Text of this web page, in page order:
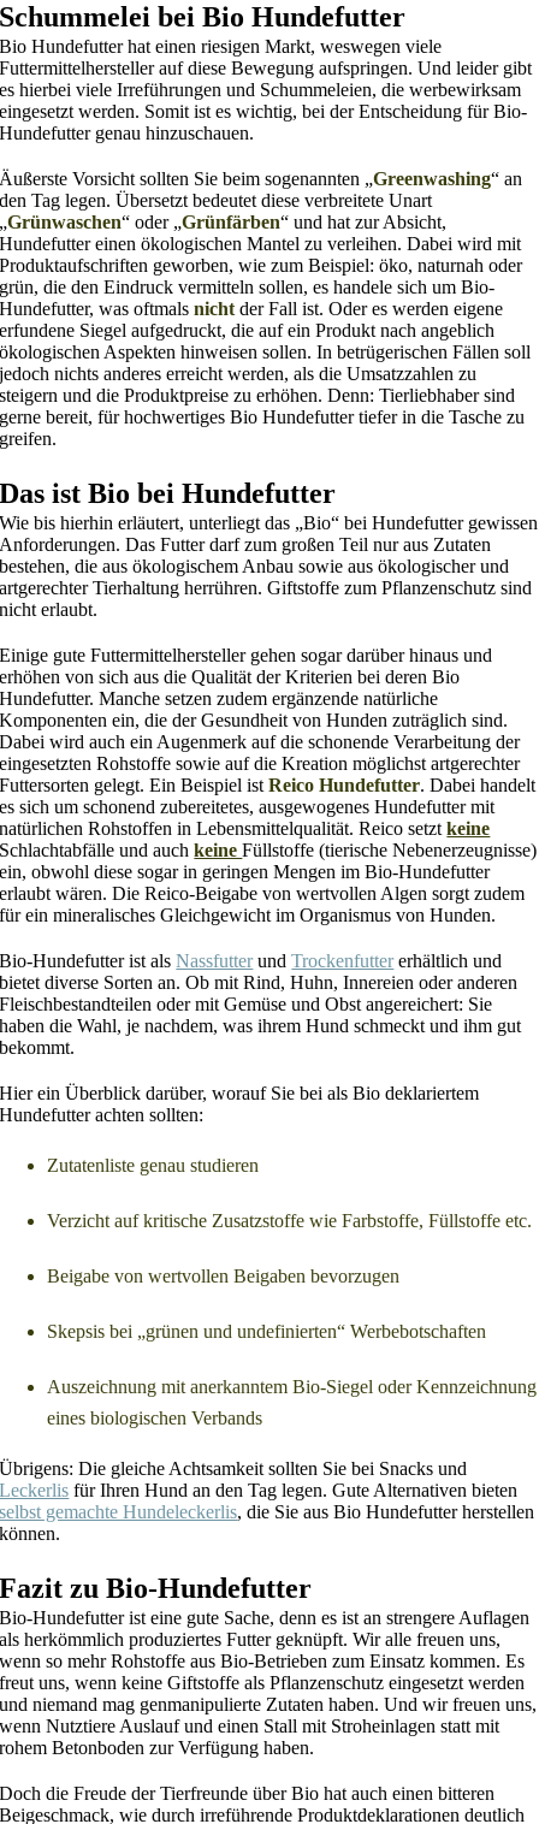
Schummelei bei Bio Hundefutter
Bio Hundefutter hat einen riesigen Markt, weswegen viele
Futtermittelhersteller auf diese Bewegung aufspringen. Und leider gibt
es hierbei viele Irreführungen und Schummeleien, die werbewirksam
eingesetzt werden. Somit ist es wichtig, bei der Entscheidung für Bio-
Hundefutter genau hinzuschauen.
Äußerste Vorsicht sollten Sie beim sogenannten „Greenwashing“ an
den Tag legen. Übersetzt bedeutet diese verbreitete Unart
„Grünwaschen“ oder „Grünfärben“ und hat zur Absicht,
Hundefutter einen ökologischen Mantel zu verleihen. Dabei wird mit
Produktaufschriften geworben, wie zum Beispiel: öko, naturnah oder
grün, die den Eindruck vermitteln sollen, es handele sich um Bio-
Hundefutter, was oftmalsnichtder Fall ist. Oder es werden eigene
erfundene Siegel aufgedruckt, die auf ein Produkt nach angeblich
ökologischen Aspekten hinweisen sollen. In betrügerischen Fällen soll
jedoch nichts anderes erreicht werden, als die Umsatzzahlen zu
steigern und die Produktpreise zu erhöhen. Denn: Tierliebhaber sind
gerne bereit, für hochwertiges Bio Hundefutter tiefer in die Tasche zu
greifen.
Das ist Bio bei Hundefutter
Wie bis hierhin erläutert, unterliegt das „Bio“ bei Hundefutter gewissen
Anforderungen. Das Futter darf zum großen Teil nur aus Zutaten
bestehen, die aus ökologischem Anbau sowie aus ökologischer und
artgerechter Tierhaltung herrühren. Giftstoffe zum Pflanzenschutz sind
nicht erlaubt.
Einige gute Futtermittelhersteller gehen sogar darüber hinaus und
erhöhen von sich aus die Qualität der Kriterien bei deren Bio
Hundefutter. Manche setzen zudem ergänzende natürliche
Komponenten ein, die der Gesundheit von Hunden zuträglich sind.
Dabei wird auch ein Augenmerk auf die schonende Verarbeitung der
eingesetzten Rohstoffe sowie auf die Kreation möglichst artgerechter
Futtersorten gelegt. Ein Beispiel istReico Hundefutter. Dabei handelt
es sich um schonend zubereitetes, ausgewogenes Hundefutter mit
natürlichen Rohstoffen in Lebensmittelqualität. Reico setztkeine
Schlachtabfälle und auchkeineFüllstoffe (tierische Nebenerzeugnisse)
ein, obwohl diese sogar in geringen Mengen im Bio-Hundefutter
erlaubt wären. Die Reico-Beigabe von wertvollen Algen sorgt zudem
für ein mineralisches Gleichgewicht im Organismus von Hunden.
Bio-Hundefutter ist alsNassfutterundTrockenfuttererhältlich und
bietet diverse Sorten an. Ob mit Rind, Huhn, Innereien oder anderen
Fleischbestandteilen oder mit Gemüse und Obst angereichert: Sie
haben die Wahl, je nachdem, was ihrem Hund schmeckt und ihm gut
bekommt.
Hier ein Überblick darüber, worauf Sie bei als Bio deklariertem
Hundefutter achten sollten:
Zutatenliste genau studieren
Verzicht auf kritische Zusatzstoffe wie Farbstoffe, Füllstoffe etc.
Beigabe von wertvollen Beigaben bevorzugen
Skepsis bei „grünen und undefinierten“ Werbebotschaften
Auszeichnung mit anerkanntem Bio-Siegel oder Kennzeichnung
eines biologischen Verbands
Übrigens: Die gleiche Achtsamkeit sollten Sie bei Snacks und
Leckerlis für Ihren Hund an den Tag legen. Gute Alternativen bieten
selbst gemachte Hundeleckerlis, die Sie aus Bio Hundefutter herstellen
können.
Fazit zu Bio-Hundefutter
Bio-Hundefutter ist eine gute Sache, denn es ist an strengere Auflagen
als herkömmlich produziertes Futter geknüpft. Wir alle freuen uns,
wenn so mehr Rohstoffe aus Bio-Betrieben zum Einsatz kommen. Es
freut uns, wenn keine Giftstoffe als Pflanzenschutz eingesetzt werden
und niemand mag genmanipulierte Zutaten haben. Und wir freuen uns,
wenn Nutztiere Auslauf und einen Stall mit Stroheinlagen statt mit
rohem Betonboden zur Verfügung haben.
Doch die Freude der Tierfreunde über Bio hat auch einen bitteren
Beigeschmack, wie durch irreführende Produktdeklarationen deutlich